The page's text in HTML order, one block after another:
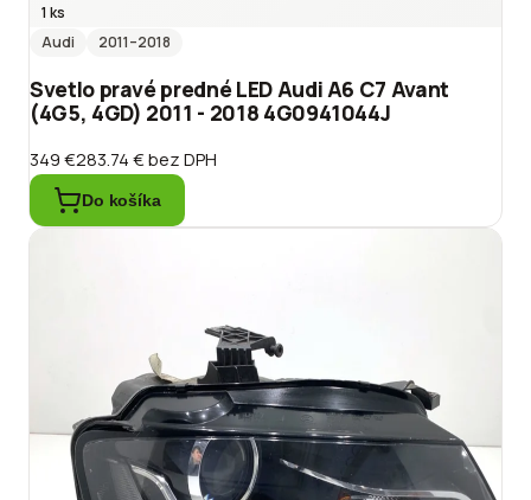
1 ks
Audi
2011–2018
Svetlo pravé predné LED Audi A6 C7 Avant
(4G5, 4GD) 2011 - 2018 4G0941044J
349 €283.74 €bez DPH
Do košíka